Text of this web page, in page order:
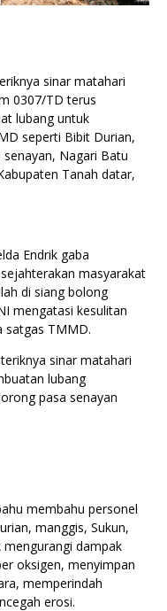
sinar matahari
0307/TD terus
lubang untuk
seperti Bibit Durian,
Nagari Batu
Tanah datar,
Endrik gaba
masyarakat
di siang bolong
mengatasi kesulitan
satgas TMMD.
sinar matahari
lubang
pasa senayan
membahu personel
manggis, Sukun,
dampak
oksigen, menyimpan
memperindah
erosi.